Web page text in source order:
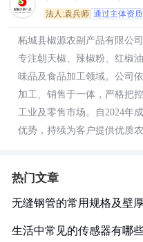
法人:袁兵师 通过主体资
柘城县椒源农副产品有限公
专注朝天椒、辣椒粉、红椒
味品及食品加工领域。公司
加工、销售于一体，严格把
工业及零售市场。自2024年
优势，持续为客户提供优质
热门文章
无缝钢管的常用规格及壁
生活中常见的传感器有哪